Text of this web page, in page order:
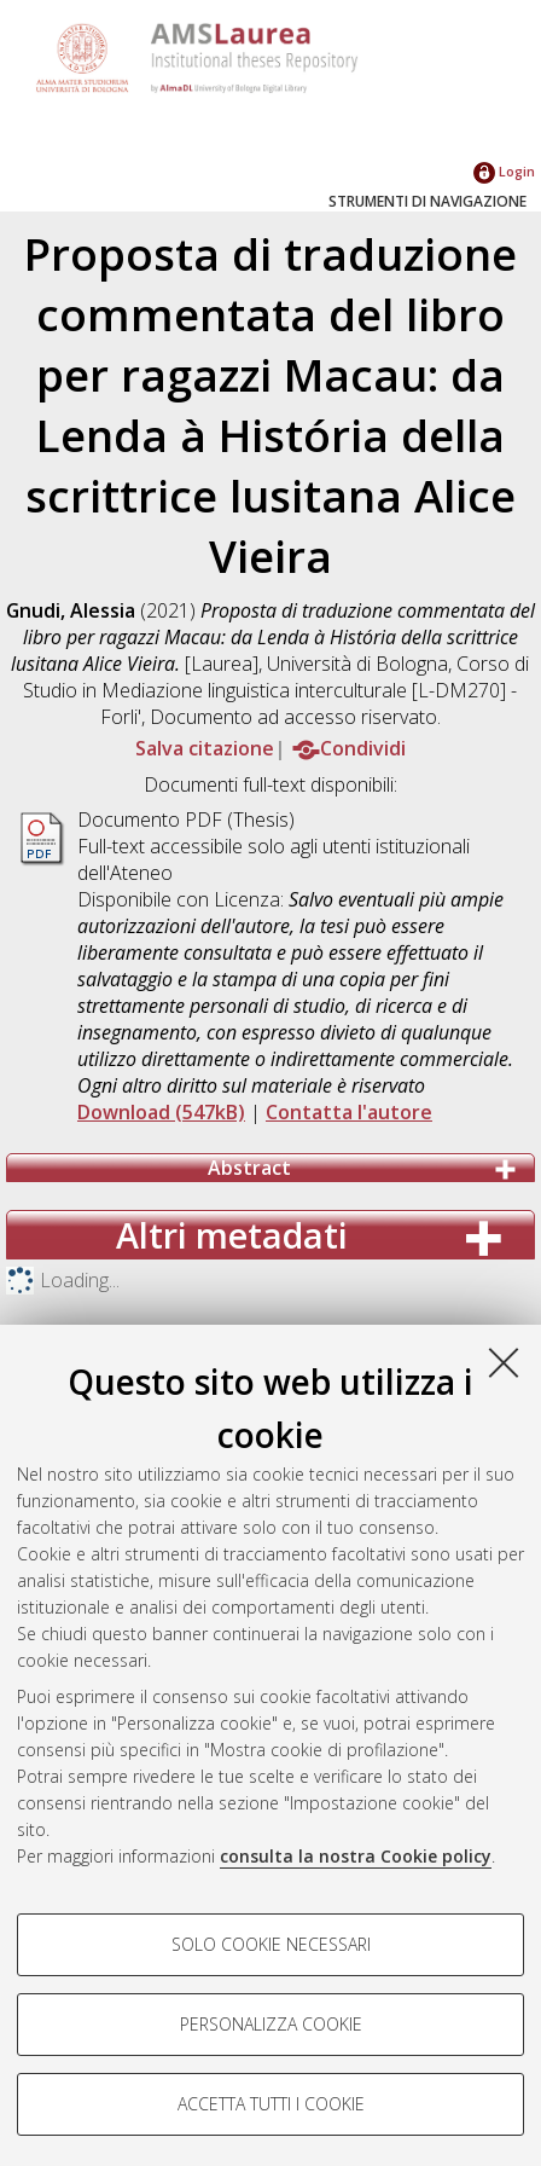
Questo sito web utilizza i
cookie
Nel nostro sito utilizziamo sia cookie tecnici necessari per il suo
funzionamento, sia cookie e altri strumenti di tracciamento
facoltativi che potrai attivare solo con il tuo consenso.
Cookie e altri strumenti di tracciamento facoltativi sono usati per
analisi statistiche, misure sull'efficacia della comunicazione
istituzionale e analisi dei comportamenti degli utenti.
Se chiudi questo banner continuerai la navigazione solo con i
cookie necessari.
Puoi esprimere il consenso sui cookie facoltativi attivando
l'opzione in "Personalizza cookie" e, se vuoi, potrai esprimere
consensi più specifici in "Mostra cookie di profilazione".
Potrai sempre rivedere le tue scelte e verificare lo stato dei
consensi rientrando nella sezione "Impostazione cookie" del
sito.
Per maggiori informazioni consulta la nostra Cookie policy.
COOKIE DI PROFILAZIONE -
Si tratta di cookie utilizzati per analizzare le caratteristiche della
navigazione degli utenti, creare profili in base al loro comportamento
Mostra cookie di profilazione
COOKIE TECNICI - NECESSARI
SOLO COOKIE NECESSARI
PERSONALIZZA COOKIE
ACCETTA TUTTI I COOKIE
Login
STRUMENTI DI NAVIGAZIONE
Proposta di traduzione
commentata del libro
per ragazzi Macau: da
Lenda à História della
scrittrice lusitana Alice
Vieira
Gnudi, Alessia (2021) Proposta di traduzione commentata del
libro per ragazzi Macau: da Lenda à História della scrittrice
lusitana Alice Vieira. [Laurea], Università di Bologna, Corso di
Studio in Mediazione linguistica interculturale [L-DM270] -
Forli', Documento ad accesso riservato.
Salva citazione
Condividi
Documenti full-text disponibili:
Documento PDF (Thesis)
Full-text accessibile solo agli utenti istituzionali
dell'Ateneo
Disponibile con Licenza: Salvo eventuali più ampie
autorizzazioni dell'autore, la tesi può essere
liberamente consultata e può essere effettuato il
salvataggio e la stampa di una copia per fini
strettamente personali di studio, di ricerca e di
insegnamento, con espresso divieto di qualunque
utilizzo direttamente o indirettamente commerciale.
Ogni altro diritto sul materiale è riservato
Download (547kB) | Contatta l'autore
Abstract
Altri metadati
Loading...
Gestione del documento:
Atom
Rss 1.0
Rss 2.0
AMS Laurea
Impostazioni Cookie
Informativa sulla privacy
Condizioni d’uso del sito